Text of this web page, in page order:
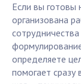
Если вы готовы
организована
определяете
помогает сразу